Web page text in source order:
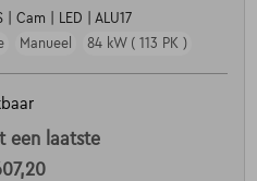
| Cam | LED | ALU17
Manueel 84 kW ( 113 PK )
een laatste